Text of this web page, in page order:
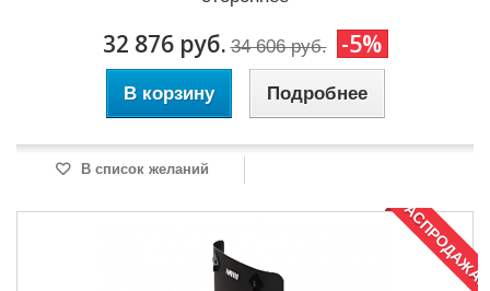
32 876 руб. 34 606 руб. -5%
В корзину Подробнее
В список желаний
РАСПРОДАЖА!